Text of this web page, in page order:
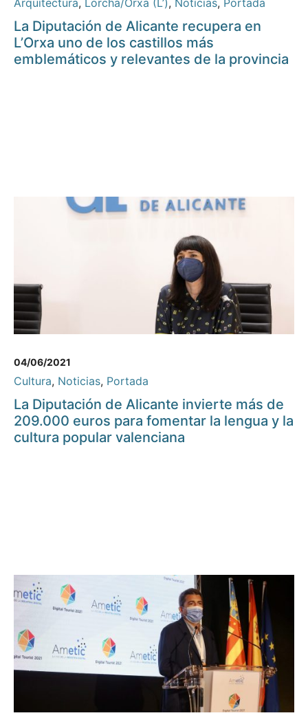
Arquitectura, Lorcha/Orxa (L’), Noticias, Portada
La Diputación de Alicante recupera en
L’Orxa uno de los castillos más
emblemáticos y relevantes de la provincia
04/06/2021
Cultura, Noticias, Portada
La Diputación de Alicante invierte más de
209.000 euros para fomentar la lengua y la
cultura popular valenciana